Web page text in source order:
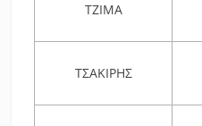
ΤΖΙΜΑ
ΤΣΑΚΙΡΗΣ